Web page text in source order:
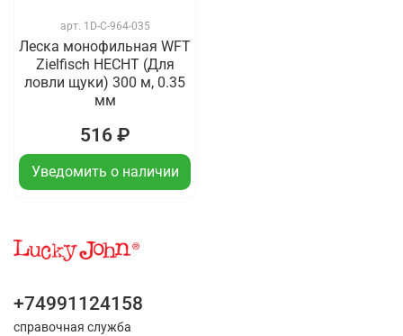
арт. 1D-C-964-035
Леска монофильная WFT
Zielfisch HECHT (Для
ловли щуки) 300 м, 0.35
мм
516 ₽
Уведомить о наличии
+74991124158
справочная служба